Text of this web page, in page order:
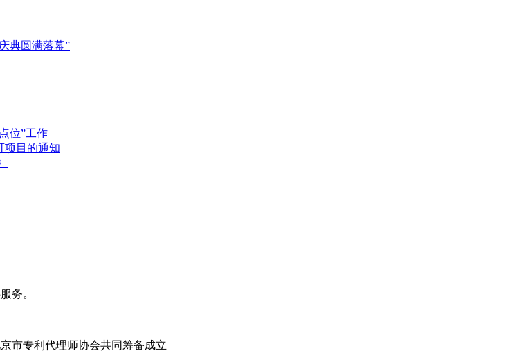
典圆满落幕”
位”工作
项目的通知
务。
市专利代理师协会共同筹备成立